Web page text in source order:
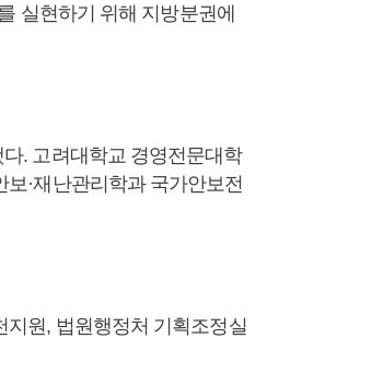
실현하기 위해 지방분권에
. 고려대학교 경영전문대학
·재난관리학과 국가안보전
원, 법원행정처 기획조정실